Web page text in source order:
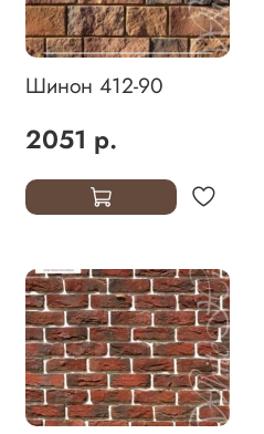
Шинон 412-90
2051 р.